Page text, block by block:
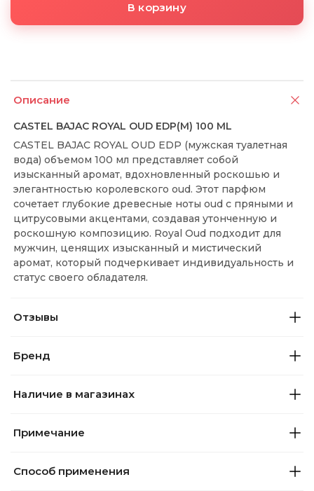
В корзину
Описание
CASTEL BAJAC ROYAL OUD EDP(M) 100 ML
CASTEL BAJAC ROYAL OUD EDP (мужская туалетная
вода) объемом 100 мл представляет собой
изысканный аромат, вдохновленный роскошью и
элегантностью королевского oud. Этот парфюм
сочетает глубокие древесные ноты oud с пряными и
цитрусовыми акцентами, создавая утонченную и
роскошную композицию. Royal Oud подходит для
мужчин, ценящих изысканный и мистический
аромат, который подчеркивает индивидуальность и
статус своего обладателя.
Отзывы
Бренд
Наличие в магазинах
Примечание
Способ применения